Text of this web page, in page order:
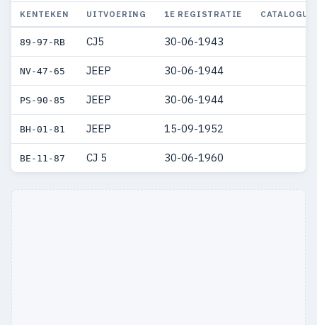
1969 2 2
KENTEKEN UITVOERING 1E REGISTRATIE
89-97-RB CJ5 30-06-1943
NV-47-65 JEEP 30-06-1944
PS-90-85 JEEP 30-06-1944
BH-01-81 JEEP 15-09-1952
BE-11-87 CJ 5 30-06-1960